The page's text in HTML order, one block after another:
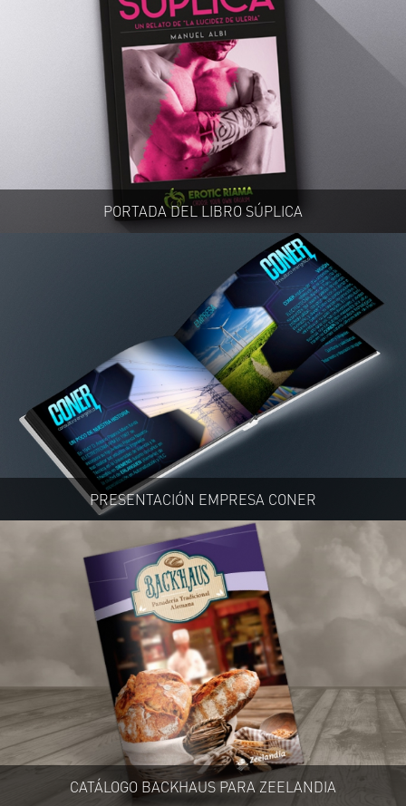
PORTADA DEL LIBRO SÚPLICA
PRESENTACIÓN EMPRESA CONER
CATÁLOGO BACKHAUS PARA ZEELANDIA